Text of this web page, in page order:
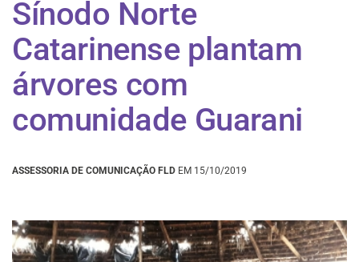
Sínodo Norte
Catarinense plantam
árvores com
comunidade Guarani
ASSESSORIA DE COMUNICAÇÃO FLD EM 15/10/2019